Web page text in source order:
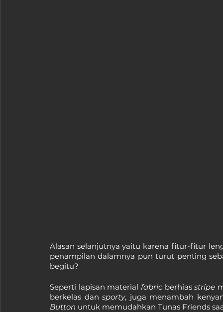
Alasan selanjutnya yaitu karena fitur-fitur
penampilan dalamnya pun turut penting
begitu?
Seperti lapisan material fabric berhias stripe
berkelas dan sporty, juga menambah
Button untuk memudahkan Tunas Friends